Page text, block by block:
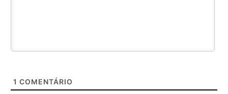
1 COMENTÁRIO